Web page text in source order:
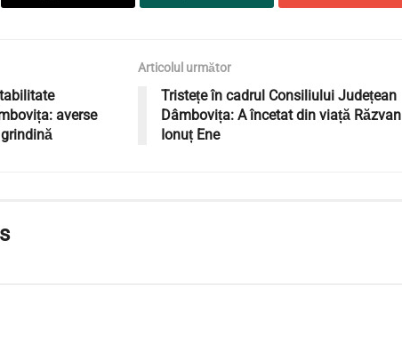
averse
Articolul următor
Tristețe în cadrul Consiliului Județean
Dâmbovița: A încetat din viață Răzvan
Ionuț Ene